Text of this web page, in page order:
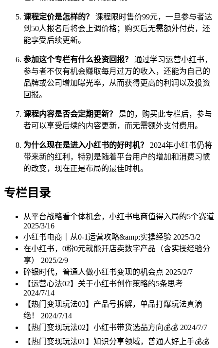
课程定价是怎样的？
课程限时售价99元，一旦参与者达
到50人报名后将会上调价格；购买后无需额外付费，还
能享受后续更新。
参加这个专栏有什么投资回报？
通过学习运营小红书，
参与者不仅有机会赚取每月过万的收入，还能为自己的
品牌或公司增加曝光率，从而获得更高的利润以及投资
回报。
课程内容是否会定期更新？
是的，购买此专栏后，参与
者可以享受后续的内容更新，而无需额外支付费用。
为什么现在是进入小红书的好时机？
2024年小红书仍将
带来新的红利，特别是随着平台用户的增加和消费习惯
的改变，现在正是布局的最佳时机。
专栏目录
从平台战略看个体机会，小红书电商值得入局的5个赛道
2025/3/16
小红书电商｜从0-1运营攻略&amp;实操经验 2025/3/2
在小红书，0粉0元就能开店卖数字产品（含实操经验分
享） 2025/2/9
碎银时代，普通人做小红书变现的机会点 2025/2/7
【运营心法02】关于小红书创作策略的5条思考
2024/7/14
【热门变现玩法03】产品号拆解，单品打爆玩法真滴
绝！ 2024/7/14
【热门变现玩法02】小红书带货选品方向💰💰 2024/7/7
【热门变现玩法01】知识分享领域，普通人好上手💰💰